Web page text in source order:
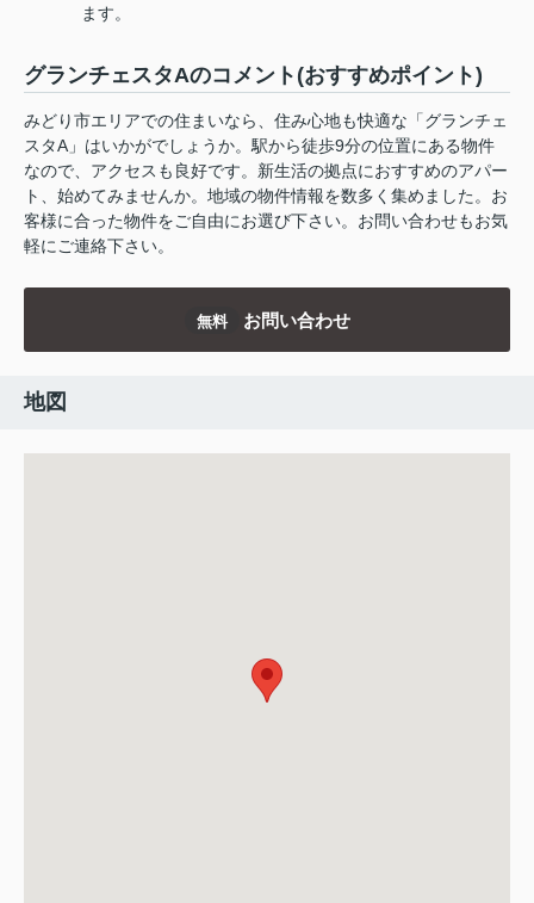
ます。
グランチェスタAのコメント(おすすめポイント)
みどり市エリアでの住まいなら、住み心地も快適な「グランチェ
スタA」はいかがでしょうか。駅から徒歩9分の位置にある物件
なので、アクセスも良好です。新生活の拠点におすすめのアパー
ト、始めてみませんか。地域の物件情報を数多く集めました。お
客様に合った物件をご自由にお選び下さい。お問い合わせもお気
軽にご連絡下さい。
無料 お問い合わせ
地図